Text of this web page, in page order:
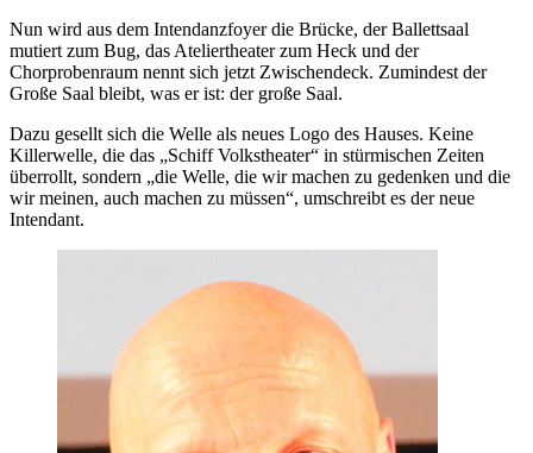
Nun wird aus dem Intendanzfoyer die Brücke, der Ballettsaal
mutiert zum Bug, das Ateliertheater zum Heck und der
Chorprobenraum nennt sich jetzt Zwischendeck. Zumindest der
Große Saal bleibt, was er ist: der große Saal.
Dazu gesellt sich die Welle als neues Logo des Hauses. Keine
Killerwelle, die das „Schiff Volkstheater“ in stürmischen Zeiten
überrollt, sondern „die Welle, die wir machen zu gedenken und die
wir meinen, auch machen zu müssen“, umschreibt es der neue
Intendant.